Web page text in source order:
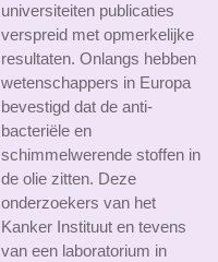
universiteiten publicaties
verspreid met opmerkelijke
resultaten. Onlangs hebben
wetenschappers in Europa
bevestigd dat de anti-
bacteriële en
schimmelwerende stoffen in
de olie zitten. Deze
onderzoekers van het
Kanker Instituut en tevens
van een laboratorium in